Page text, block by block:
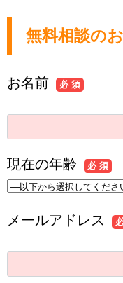
無料相談の
お名前 必 須
現在の年齢 必 須
メールアドレス